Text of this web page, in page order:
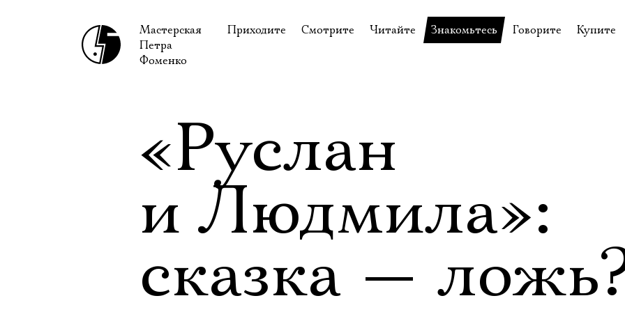
Мастерская
Петра
Фоменко
Приходите
Правила посещения
Как добраться
Смотрите
Внеклассные чтения
Читайте
Архив проектов
Библиотека Гумилёва
Знакомьтесь
Сотрудники
Владимир Максимов
Говорите
Купите
«Руслан
и Людмила»:
сказка —